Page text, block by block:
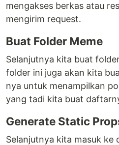
mengakses berkas atau
mengirim request.
Buat Folder Meme
Selanjutnya kita buat
folder ini juga akan kita
nya untuk menampilkan
yang tadi kita buat
Generate Static
Selanjutnya kita masuk ke